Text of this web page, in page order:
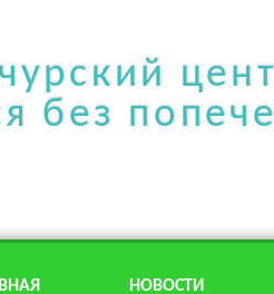
без
НОВОСТИ